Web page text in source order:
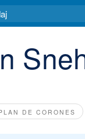
DE CORONES